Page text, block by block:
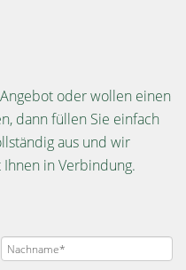
oder wollen einen
dann füllen Sie einfach
aus und wir
in Verbindung.